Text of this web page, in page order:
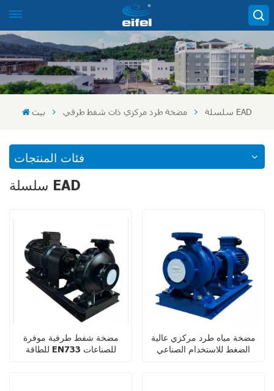
بيت مضخة طرد مركزي ذات شفط طرفي سلسلة EAD
فئات المنتجات
سلسلة EAD
مضخة شفط طرفية موفرة
للطاقة EN733 للصناعات
مضخة مياه طرد مركزي عالية
الضغط للاستخدام الصناعي